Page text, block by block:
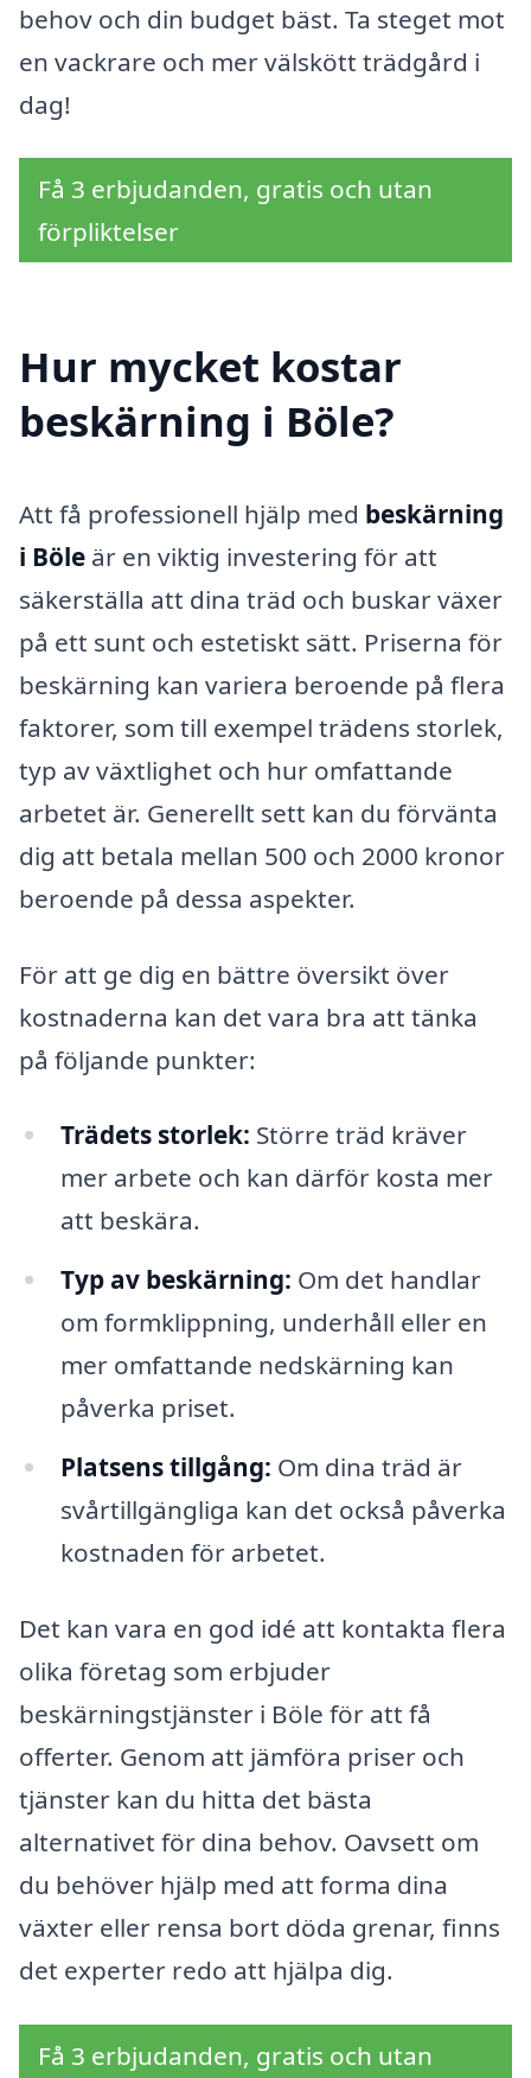
behov och din budget bäst. Ta steget mot
en vackrare och mer välskött trädgård i
dag!
Få 3 erbjudanden, gratis och utan
förpliktelser
Hur mycket kostar
beskärning i Böle?
Att få professionell hjälp med beskärning
i Böle är en viktig investering för att
säkerställa att dina träd och buskar växer
på ett sunt och estetiskt sätt. Priserna för
beskärning kan variera beroende på flera
faktorer, som till exempel trädens storlek,
typ av växtlighet och hur omfattande
arbetet är. Generellt sett kan du förvänta
dig att betala mellan 500 och 2000 kronor
beroende på dessa aspekter.
För att ge dig en bättre översikt över
kostnaderna kan det vara bra att tänka
på följande punkter:
Trädets storlek: Större träd kräver
mer arbete och kan därför kosta mer
att beskära.
Typ av beskärning: Om det handlar
om formklippning, underhåll eller en
mer omfattande nedskärning kan
påverka priset.
Platsens tillgång: Om dina träd är
svårtillgängliga kan det också påverka
kostnaden för arbetet.
Det kan vara en god idé att kontakta flera
olika företag som erbjuder
beskärningstjänster i Böle för att få
offerter. Genom att jämföra priser och
tjänster kan du hitta det bästa
alternativet för dina behov. Oavsett om
du behöver hjälp med att forma dina
växter eller rensa bort döda grenar, finns
det experter redo att hjälpa dig.
Få 3 erbjudanden, gratis och utan